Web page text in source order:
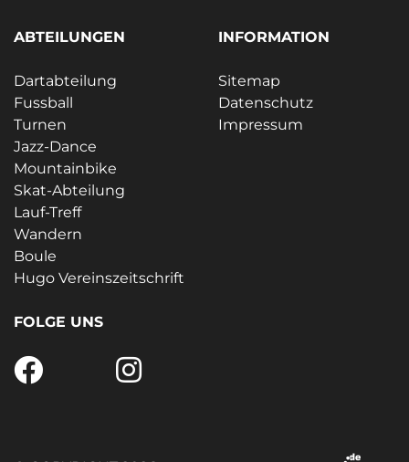
ABTEILUNGEN
Dartabteilung
Fussball
Turnen
Jazz-Dance
Mountainbike
Skat-Abteilung
Lauf-Treff
Wandern
Boule
Hugo Vereinszeitschrift
INFORMATION
Sitemap
Datenschutz
Impressum
FOLGE UNS